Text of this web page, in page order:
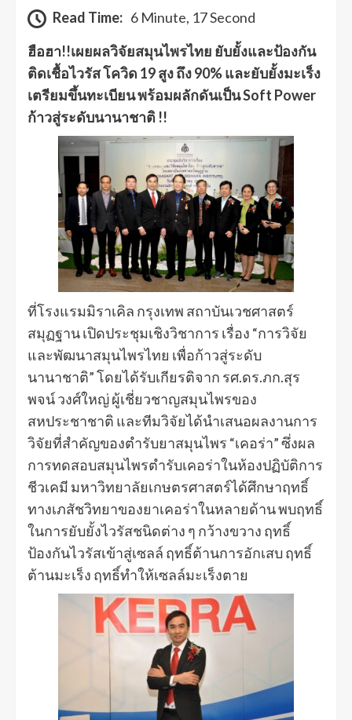
Read Time: 6 Minute, 17 Second
ฮือฮา!!เผยผลวิจัยสมุนไพรไทย ยับยั้งและป้องกัน
ติดเชื้อไวรัส โควิด 19 สูง ถึง 90% และยับยั้งมะเร็ง
เตรียมขึ้นทะเบียน พร้อมผลักดันเป็น Soft Power
ก้าวสู่ระดับนานาชาติ !!
ที่โรงแรมมิราเคิล กรุงเทพ สถาบันเวชศาสตร์
สมุฏฐาน เปิดประชุมเชิงวิชาการ เรื่อง “การวิจัย
และพัฒนาสมุนไพรไทย เพื่อก้าวสู่ระดับ
นานาชาติ” โดยได้รับเกียรติจาก รศ.ดร.ภก.สุร
พจน์ วงศ์ใหญ่ ผู้เชี่ยวชาญสมุนไพรของ
สหประชาชาติ และทีมวิจัยได้นำเสนอผลงานการ
วิจัยที่สำคัญของตำรับยาสมุนไพร “เคอร่า” ซึ่งผล
การทดสอบสมุนไพรตำรับเคอร่าในห้องปฏิบัติการ
ชีวเคมี มหาวิทยาลัยเกษตรศาสตร์ได้ศึกษาฤทธิ์
ทางเภสัชวิทยาของยาเคอร่าในหลายด้าน พบฤทธิ์
ในการยับยั้งไวรัสชนิดต่าง ๆ กว้างขวาง ฤทธิ์
ป้องกันไวรัสเข้าสู่เซลล์ ฤทธิ์ต้านการอักเสบ ฤทธิ์
ต้านมะเร็ง ฤทธิ์ทำให้เซลล์มะเร็งตาย